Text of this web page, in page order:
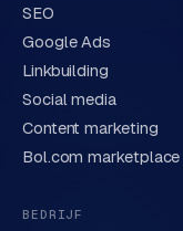
Verstuur
We behandelen je
privacyverklaring
SEO
Google Ads
Linkbuilding
Social media
Content marketing
Bol.com marketplace
BEDRIJF